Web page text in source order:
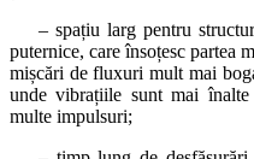
– spațiu larg pentru
puternice, care însoțesc partea
mișcări de fluxuri mult mai
unde vibrațiile sunt mai
multe impulsuri;